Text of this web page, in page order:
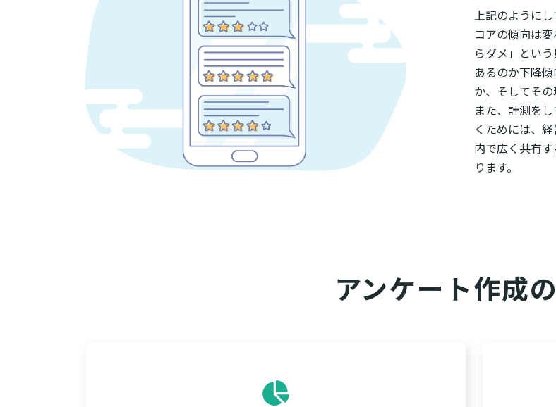
上記のように
コアの傾向は
らダメ」とい
あるのか下降
か、そしてそ
また、計測を
くためには、
内で広く共有
ります。
アンケート作成